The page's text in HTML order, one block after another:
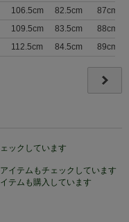
106.5cm 82.5cm
87cm
109.5cm 83.5cm
88cm
112.5cm 84.5cm 89cm
ックしています
イテムもチェックしています
テムも購入しています